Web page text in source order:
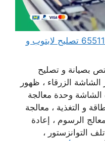
مهندس كمبيوتر الضباعية 65511033 تصليح لابتوب و
بصيانة و تصليح
الزرقاء ، ظهور
وحدة معالجة
و التغذية ، معالجة
الرسوم ، إعادة
التوانزستور ،